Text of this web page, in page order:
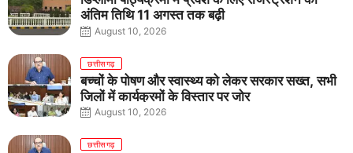
अंतिम तिथि 11 अगस्त तक बढ़ी
August 10, 2026
छत्तीसगढ़
बच्चों के पोषण और स्वास्थ्य को लेकर सरकार सख्त, सभी
जिलों में कार्यक्रमों के विस्तार पर जोर
August 10, 2026
छत्तीसगढ़